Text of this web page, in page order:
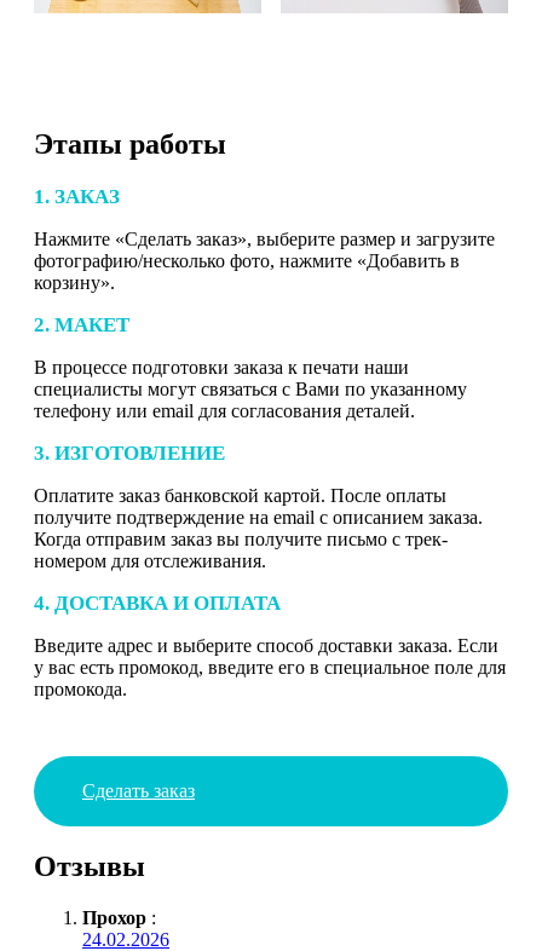
Этапы работы
1. ЗАКАЗ
Нажмите «Сделать заказ», выберите размер и загрузите
фотографию/несколько фото, нажмите «Добавить в
корзину».
2. МАКЕТ
В процессе подготовки заказа к печати наши
специалисты могут связаться с Вами по указанному
телефону или email для согласования деталей.
3. ИЗГОТОВЛЕНИЕ
Оплатите заказ банковской картой. После оплаты
получите подтверждение на email с описанием заказа.
Когда отправим заказ вы получите письмо с трек-
номером для отслеживания.
4. ДОСТАВКА И ОПЛАТА
Введите адрес и выберите способ доставки заказа. Если
у вас есть промокод, введите его в специальное поле для
промокода.
Сделать заказ
Отзывы
Прохор :
24.02.2026